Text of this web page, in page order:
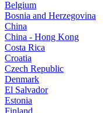
Belgium
Bosnia and Herzegovina
China
China - Hong Kong
Costa Rica
Croatia
Czech Republic
Denmark
El Salvador
Estonia
Finland